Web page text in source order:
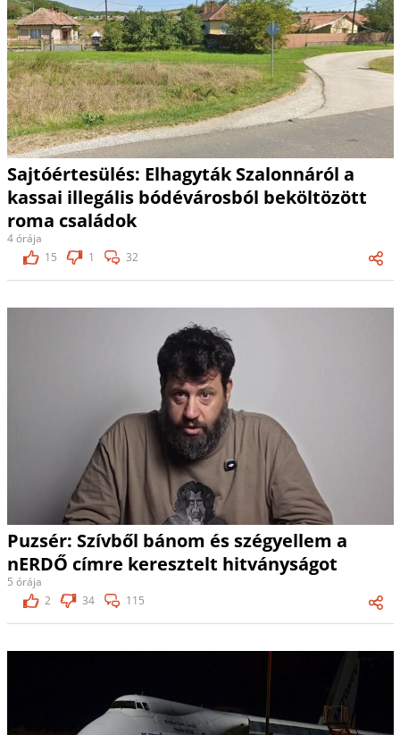
Sajtóértesülés: Elhagyták Szalonnáról a
kassai illegális bódévárosból beköltözött
roma családok
4 órája
15
1 32
Puzsér: Szívből bánom és szégyellem a
nERDŐ címre keresztelt hitványságot
5 órája
2
34 115